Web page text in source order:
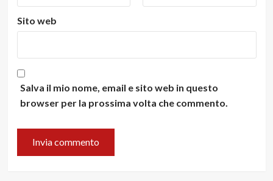
Sito web
Salva il mio nome, email e sito web in questo
browser per la prossima volta che commento.